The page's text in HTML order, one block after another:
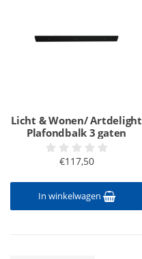
Licht & Wonen/ Artdelight
Plafondbalk 3 gaten
€117,50
In winkelwagen